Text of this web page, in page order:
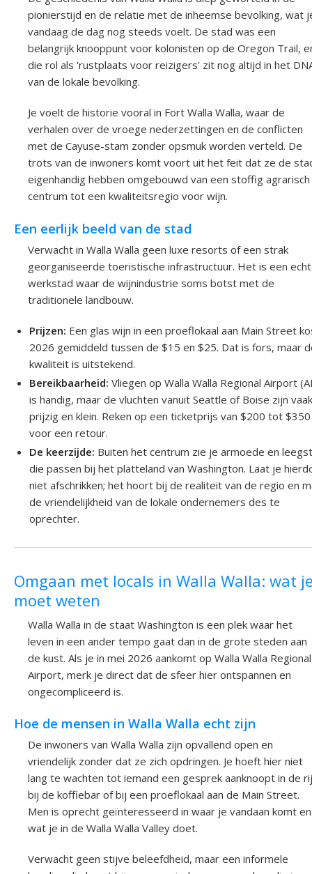
pionierstijd en de relatie met de inheemse bevolking, wat
vandaag de dag nog steeds voelt. De stad was een
belangrijk knooppunt voor kolonisten op de Oregon Trail,
die rol als 'rustplaats voor reizigers' zit nog altijd in het
van de lokale bevolking.
Je voelt de historie vooral in Fort Walla Walla, waar de
verhalen over de vroege nederzettingen en de conflicten
met de Cayuse-stam zonder opsmuk worden verteld. De
trots van de inwoners komt voort uit het feit dat ze de
eigenhandig hebben omgebouwd van een stoffig agrarisch
centrum tot een kwaliteitsregio voor wijn.
Een eerlijk beeld van de stad
Verwacht in Walla Walla geen luxe resorts of een strak
georganiseerde toeristische infrastructuur. Het is een
werkstad waar de wijnindustrie soms botst met de
traditionele landbouw.
Prijzen: Een glas wijn in een proeflokaal aan Main Street
2026 gemiddeld tussen de $15 en $25. Dat is fors, maar
kwaliteit is uitstekend.
Bereikbaarheid: Vliegen op Walla Walla Regional Airport
is handig, maar de vluchten vanuit Seattle of Boise zijn
prijzig en klein. Reken op een ticketprijs van $200 tot $350
voor een retour.
De keerzijde: Buiten het centrum zie je armoede en
die passen bij het platteland van Washington. Laat je
niet afschrikken; het hoort bij de realiteit van de regio en
de vriendelijkheid van de lokale ondernemers des te
oprechter.
Omgaan met locals in Walla Walla: wat
moet weten
Walla Walla in de staat Washington is een plek waar het
leven in een ander tempo gaat dan in de grote steden aan
de kust. Als je in mei 2026 aankomt op Walla Walla Regional
Airport, merk je direct dat de sfeer hier ontspannen en
ongecompliceerd is.
Hoe de mensen in Walla Walla echt zijn
De inwoners van Walla Walla zijn opvallend open en
vriendelijk zonder dat ze zich opdringen. Je hoeft hier niet
lang te wachten tot iemand een gesprek aanknoopt in de rij
bij de koffiebar of bij een proeflokaal aan de Main Street.
Men is oprecht geïnteresseerd in waar je vandaan komt en
wat je in de Walla Walla Valley doet.
Verwacht geen stijve beleefdheid, maar een informele